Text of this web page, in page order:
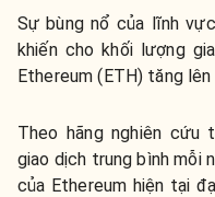
Sự bùng nổ của lĩnh
khiến cho khối lượng
Ethereum (ETH) tăng
Theo hãng nghiên cứu
giao dịch trung bình mỗi
của Ethereum hiện tại